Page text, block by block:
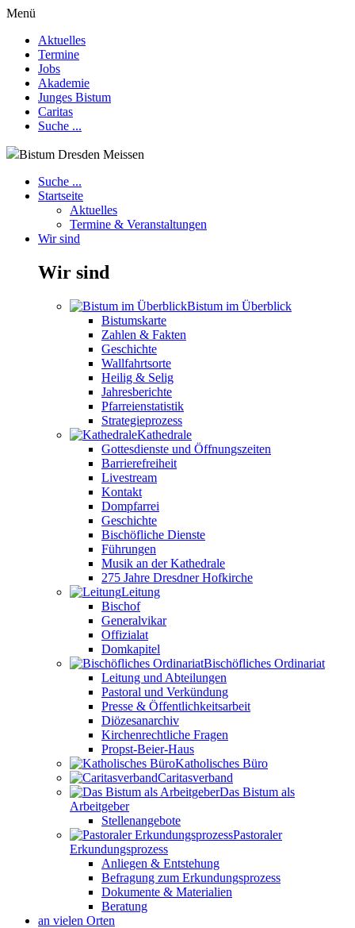
Menü
Aktuelles
Termine
Jobs
Akademie
Junges Bistum
Caritas
Suche ...
Bistum Dresden Meissen
Suche ...
Startseite
Aktuelles
Termine & Veranstaltungen
Wir sind
Wir sind
Bistum im Überblick
Bistumskarte
Zahlen & Fakten
Geschichte
Wallfahrtsorte
Heilig & Selig
Jahresberichte
Pfarreienstatistik
Strategieprozess
Kathedrale
Gottesdienste und Öffnungszeiten
Barrierefreiheit
Livestream
Kontakt
Dompfarrei
Geschichte
Bischöfliche Dienste
Führungen
Musik an der Kathedrale
275 Jahre Dresdner Hofkirche
Leitung
Bischof
Generalvikar
Offizialat
Domkapitel
Bischöfliches Ordinariat
Leitung und Abteilungen
Pastoral und Verkündung
Presse & Öffentlichkeitsarbeit
Diözesanarchiv
Kirchenrechtliche Fragen
Propst-Beier-Haus
Katholisches Büro
Caritasverband
Das Bistum als
Arbeitgeber
Stellenangebote
Pastoraler
Erkundungsprozess
Anliegen & Entstehung
Befragung zum Erkundungsprozess
Dokumente & Materialien
Beratung
an vielen Orten